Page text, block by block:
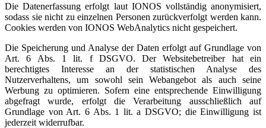
Die Datenerfassung erfolgt laut IONOS vollständig anonymisiert,
sodass sie nicht zu einzelnen Personen zurückverfolgt werden kann.
Cookies werden von IONOS WebAnalytics nicht gespeichert.
Die Speicherung und Analyse der Daten erfolgt auf Grundlage von
Art. 6 Abs. 1 lit. f DSGVO. Der Websitebetreiber hat ein
berechtigtes Interesse an der statistischen Analyse des
Nutzerverhaltens, um sowohl sein Webangebot als auch seine
Werbung zu optimieren. Sofern eine entsprechende Einwilligung
abgefragt wurde, erfolgt die Verarbeitung ausschließlich auf
Grundlage von Art. 6 Abs. 1 lit. a DSGVO; die Einwilligung ist
jederzeit widerrufbar.